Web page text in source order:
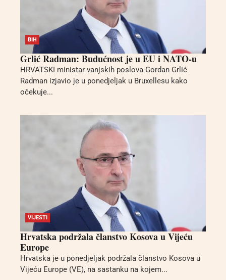
BIH
Grlić Radman: Budućnost je u EU i NATO-u
HRVATSKI ministar vanjskih poslova Gordan Grlić
Radman izjavio je u ponedjeljak u Bruxellesu kako
očekuje...
VIJESTI
Hrvatska podržala članstvo Kosova u Vijeću
Europe
Hrvatska je u ponedjeljak podržala članstvo Kosova u
Vijeću Europe (VE), na sastanku na kojem...